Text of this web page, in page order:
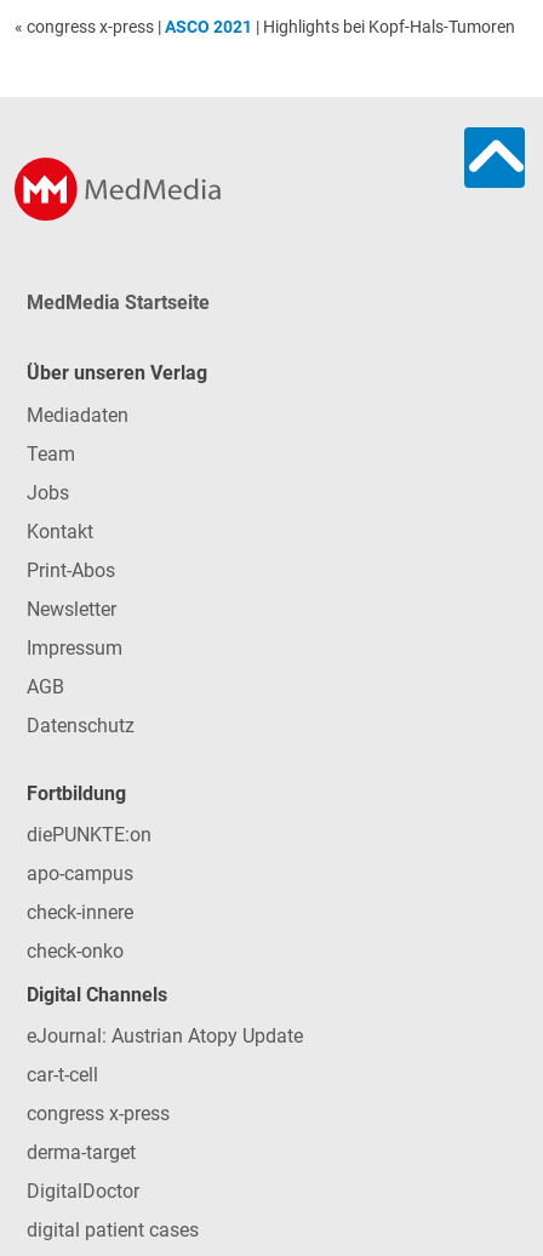
« congress x-press |ASCO 2021 | Highlights bei Kopf-Hals-Tumoren
MedMedia Startseite
Über unseren Verlag
Mediadaten
Team
Jobs
Kontakt
Print-Abos
Newsletter
Impressum
AGB
Datenschutz
Fortbildung
diePUNKTE:on
apo-campus
check-innere
check-onko
Digital Channels
eJournal: Austrian Atopy Update
car-t-cell
congress x-press
derma-target
DigitalDoctor
digital patient cases